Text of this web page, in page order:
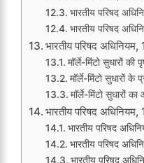
भारतीय परिषद
भारतीय परिषद
भारतीय परिषद
मॉर्ले-मिंटो सुधारों की
मॉर्ले-मिंटो सुधारों के
मॉर्ले-मिंटो सुधारों
भारतीय परिषद
भारतीय परिषद
भारतीय परिषद
भारतीय परिषद